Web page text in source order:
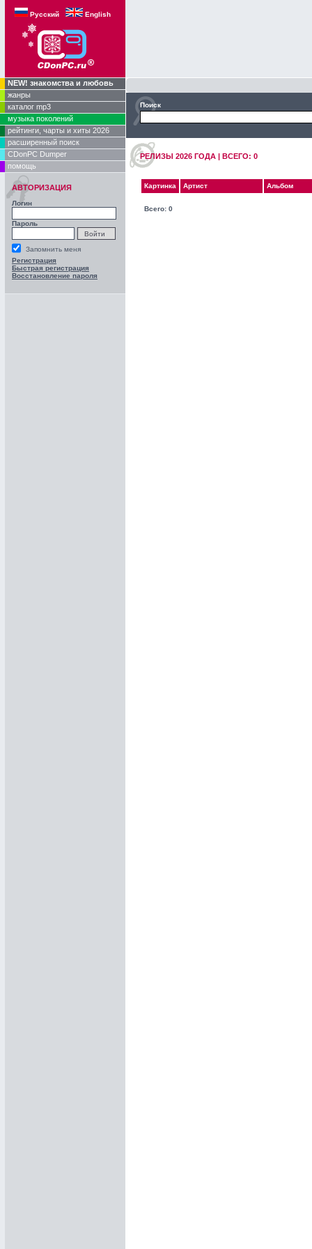
Русский English
NEW! знакомства и любовь
жанры
каталог mp3
музыка поколений
рейтинги, чарты и хиты 2026
расширенный поиск
CDonPC Dumper
помощь
АВТОРИЗАЦИЯ
Логин
Пароль
Запомнить меня
Регистрация
Быстрая регистрация
Восстановление пароля
Поиск
РЕЛИЗЫ 2026 ГОДA | ВСЕГО: 0
Картинка Артист Альбом
Всего: 0